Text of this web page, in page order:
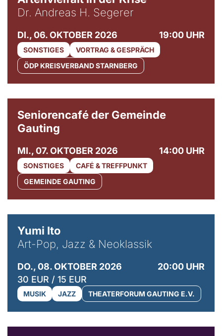
Dr. Andreas H. Segerer
DI., 06. OKTOBER 2026 19:00 UHR
SONSTIGES
VORTRAG & GESPRÄCH
ÖDP KREISVERBAND STARNBERG
Seniorencafé der Gemeinde
Gauting
MI., 07. OKTOBER 2026 14:00 UHR
SONSTIGES
CAFÉ & TREFFPUNKT
GEMEINDE GAUTING
Yumi Ito
Art-Pop, Jazz & Neoklassik
DO., 08. OKTOBER 2026
20:00 UHR
30 EUR / 15 EUR
MUSIK JAZZ THEATERFORUM GAUTING E.V.